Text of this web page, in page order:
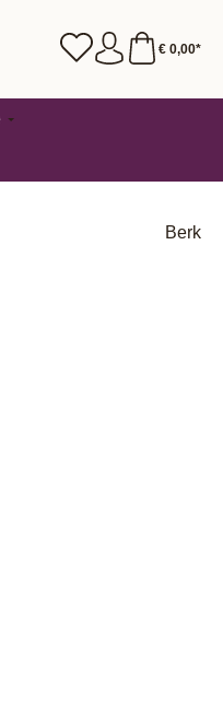
€ 0,00*
Berk
benutze die Schaltflächen